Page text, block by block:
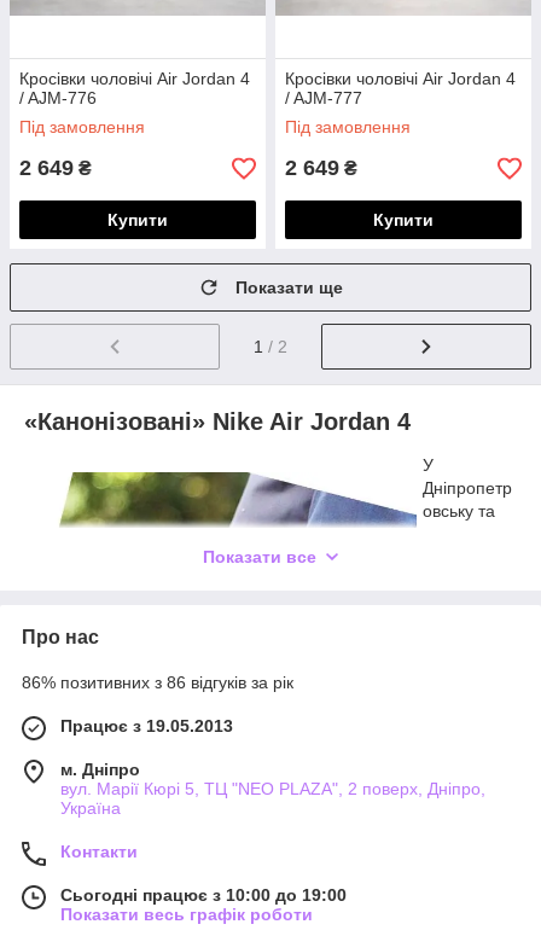
Кросівки чоловічі Air Jordan 4
/ AJM-776
Під замовлення
2 649 ₴
Купити
Кросівки чоловічі Air Jordan 4
/ AJM-777
Під замовлення
2 649 ₴
Купити
Показати ще
1 / 2
«Канонізовані» Nike Air Jordan 4
У
Дніпропетр
овську та
інтернет-
придбати за українську ціну якісне взуття світового бренду.
Показати все
Про нас
86% позитивних з 86 відгуків за рік
Працює з 19.05.2013
м. Дніпро
вул. Марії Кюрі 5, ТЦ "NEO PLAZA", 2 поверх, Дніпро,
Україна
Контакти
Сьогодні працює з 10:00 до 19:00
Показати весь графік роботи